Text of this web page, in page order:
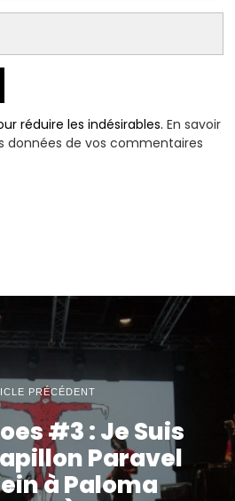
réduire les indésirables.En savoir
données de vos commentaires
PRÉCÉDENT
#3 : Je Suis
Paravel
à Paloma